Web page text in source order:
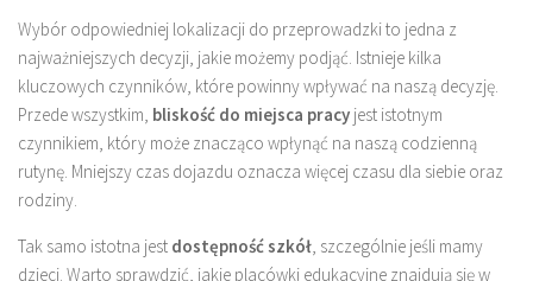
Wybór odpowiedniej lokalizacji do przeprowadzki to jedna z
najważniejszych decyzji, jakie możemy podjąć. Istnieje kilka
kluczowych czynników, które powinny wpływać na naszą decyzję.
Przede wszystkim, bliskość do miejsca pracy jest istotnym
czynnikiem, który może znacząco wpłynąć na naszą codzienną
rutynę. Mniejszy czas dojazdu oznacza więcej czasu dla siebie oraz
rodziny.
Tak samo istotna jest dostępność szkół , szczególnie jeśli mamy
dzieci. Warto sprawdzić, jakie placówki edukacyjne znajdują się w